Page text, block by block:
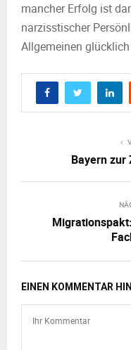
mancher Erfolg ist
narzisstischer
Allgemeinen
Bayern zur
EINEN KOMMENTAR